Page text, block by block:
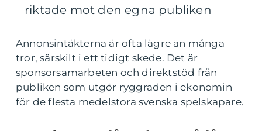
riktade mot den egna publiken
Annonsintäkterna är ofta lägre än många
tror, särskilt i ett tidigt skede. Det är
sponsorsamarbeten och direktstöd från
publiken som utgör ryggraden i ekonomin
för de flesta medelstora svenska spelskapare.